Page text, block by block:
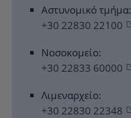
Αστυνομικό τμήμα:
+30 22830 22100
Νοσοκομείο:
+30 22833 60000
Λιμεναρχείο:
+30 22830 22348